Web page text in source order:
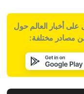
أخبار العالم حول
مصادر مختلفة: